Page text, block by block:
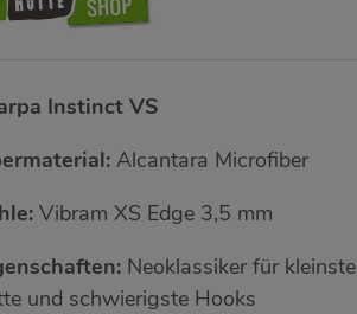
Instinct VS
Alcantara Microfiber
Vibram XS Edge 3,5 mm
Neoklassiker für kleinste
und schwierigste Hooks